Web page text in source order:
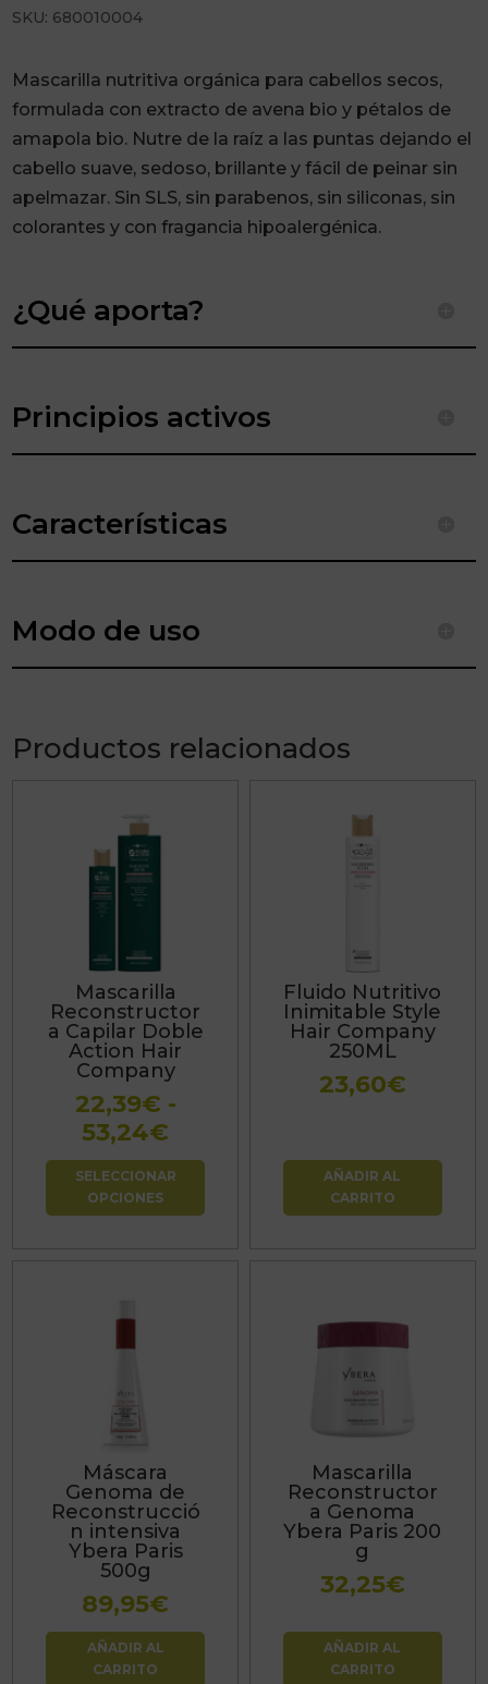
Seco
Pure
1000ml
cantidad
SKU: 680010004
Mascarilla nutritiva orgánica para cabellos secos,
formulada con extracto de avena bio y pétalos de
amapola bio. Nutre de la raíz a las puntas dejando el
cabello suave, sedoso, brillante y fácil de peinar sin
apelmazar. Sin SLS, sin parabenos, sin siliconas, sin
colorantes y con fragancia hipoalergénica.
¿Qué aporta?
Principios activos
Características
Modo de uso
Productos relacionados
Mascarilla
Reconstructor
a Capilar Doble
Action Hair
Company
22,39€ -
53,24€
de
precios:
desde
SELECCIONAR
OPCIONES
producto
opciones
se
pueden
elegir
página
producto
Fluido Nutritivo
Inimitable Style
Hair Company
250ML
23,60€
AÑADIR AL
CARRITO
Máscara
Genoma de
Reconstrucció
n intensiva
Ybera Paris
500g
89,95€
AÑADIR AL
CARRITO
Mascarilla
Reconstructor
a Genoma
Ybera Paris 200
g
32,25€
AÑADIR AL
CARRITO